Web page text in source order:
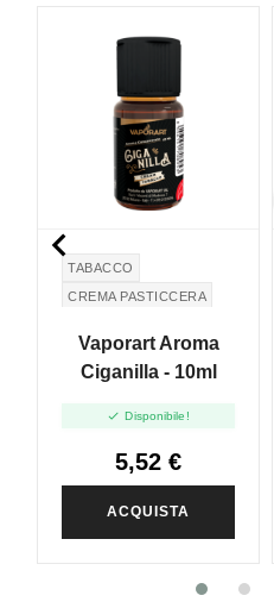
TABACCO
CREMA PASTICCERA
Vaporart Aroma
Ciganilla - 10ml
 Disponibile!
5,52 €
ACQUISTA
